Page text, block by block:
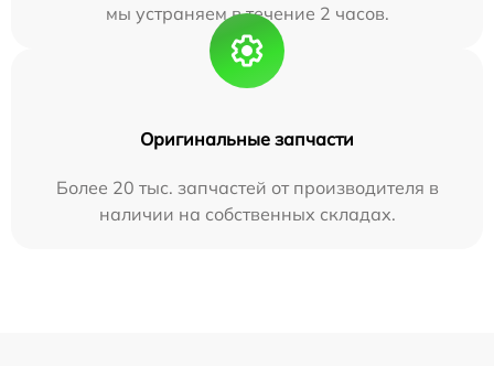
мы устраняем в течение 2 часов.
Оригинальные запчасти
Более 20 тыс. запчастей от производителя в
наличии на собственных складах.